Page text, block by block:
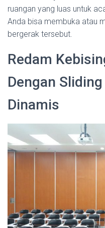
ruangan yang luas untuk
Anda bisa membuka atau
bergerak tersebut.
Redam
Dengan
Dinamis